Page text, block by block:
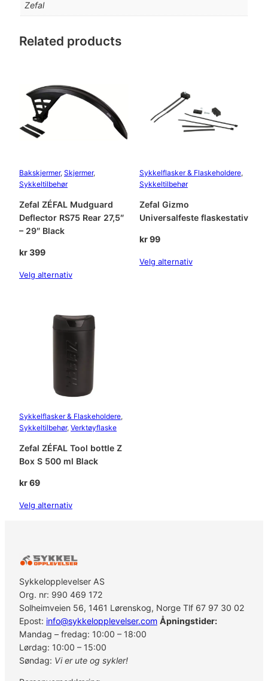
Zefal
Related products
Bakskjermer, Skjermer
Sykkeltilbehør
Zefal ZÉFAL Mudguard
Deflector RS75 Rear 27,5″
– 29″ Black
kr399
Velg alternativ
Sykkelflasker & Flaskeholdere
Sykkeltilbehør
Zefal Gizmo
Universalfeste flaskestativ
kr99
Velg alternativ
Sykkelflasker & Flaskeholdere
Sykkeltilbehør, Verktøyflaske
Zefal ZÉFAL Tool bottle Z
Box S 500 ml Black
kr69
Velg alternativ
Sykkelopplevelser AS
Org. nr: 990 469 172
Solheimveien 56, 1461 Lørenskog, Norge Tlf 67 97 30 02
Epost: info@sykkelopplevelser.com Åpningstider:
Mandag – fredag: 10:00 – 18:00
Lørdag: 10:00 – 15:00
Søndag: Vi er ute og sykler!